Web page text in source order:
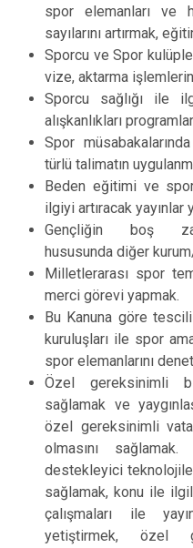
spor elemanları ve
sayılarını artırmak,
Sporcu ve Spor
vize, aktarma
Sporcu sağlığı ile
alışkanlıkları
Spor
türlü talimatın
Beden eğitimi ve
ilgiyi artıracak
Gençliğin boş
hususunda diğer
Milletlerarası spor
merci görevi yapmak.
Bu Kanuna göre
kuruluşları ile spor
spor elemanlarını
Özel gereksinimli
sağlamak ve
özel gereksinimli
olmasını
destekleyici
sağlamak, konu ile
çalışmaları ile
yetiştirmek, özel